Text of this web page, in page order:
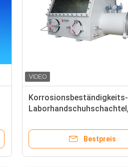
Korrosionsbeständigkeits-
versiegelnd
Bestpreis